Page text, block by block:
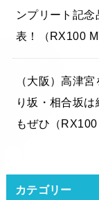
ンプリート記
表！（RX100
（大阪）高津
り坂・相合坂
もぜひ（RX100
カテゴリー